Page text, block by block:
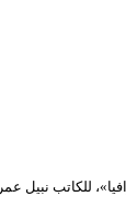
للكاتب نبيل